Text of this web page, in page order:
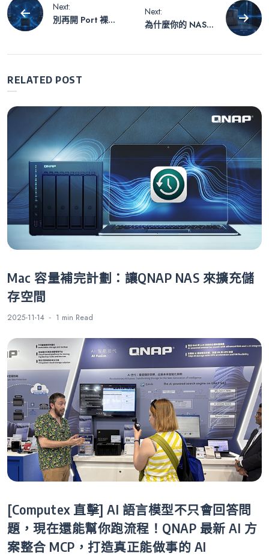
文
章
導
覽
Next:
別再開 Port 裸
Next:
為什麼你的 NAS
RELATED POST
Mac 容量補完計劃：讓QNAP NAS 來擴充儲
存空間
2025-11-14 1 min Read
[Computex 直擊] AI 語言模型不只會回答問
題，現在還能幫你跑流程！QNAP 最新 AI 方
案整合 MCP，打造真正能做事的 AI